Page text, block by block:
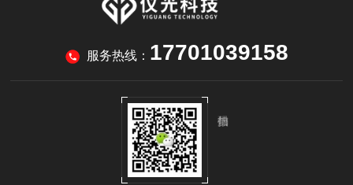
服务热线： 17701039158